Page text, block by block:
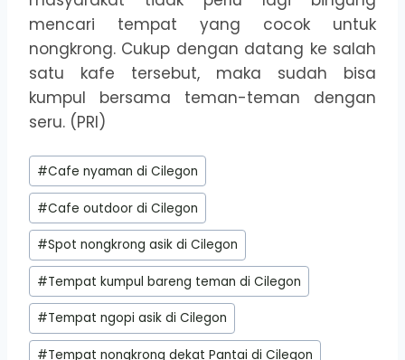
mencari tempat yang cocok untuk
nongkrong. Cukup dengan datang ke salah
satu kafe tersebut, maka sudah bisa
kumpul bersama teman-teman dengan
seru. (PRI)
Post
Tags:
#Cafe nyaman di Cilegon
#Cafe outdoor di Cilegon
#Spot nongkrong asik di Cilegon
#Tempat kumpul bareng teman di Cilegon
#Tempat ngopi asik di Cilegon
#Tempat nongkrong dekat Pantai di Cilegon